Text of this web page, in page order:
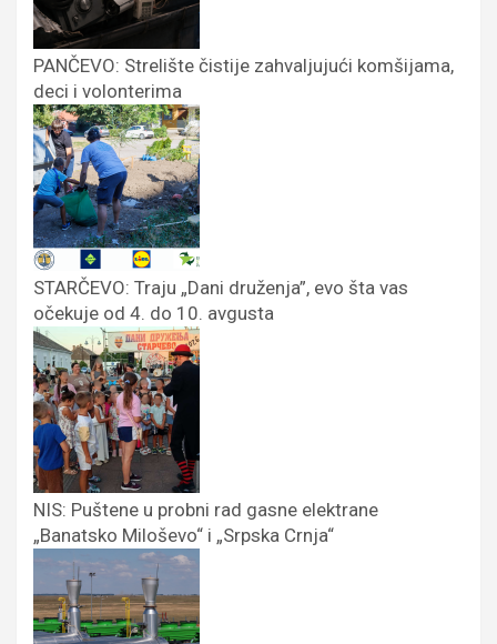
PANČEVO: Strelište čistije zahvaljujući komšijama,
deci i volonterima
STARČEVO: Traju „Dani druženja”, evo šta vas
očekuje od 4. do 10. avgusta
NIS: Puštene u probni rad gasne elektrane
„Banatsko Miloševo“ i „Srpska Crnja“